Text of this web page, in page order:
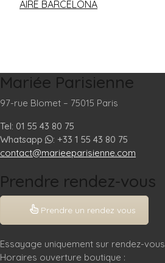
AIRE BARCELONA
Mariée Parisienne
97-rue Blomet – 75015 Paris
Tel: 01 55 43 80 75
Whatsapp
: +33 1 55 43 80 75
contact@marieeparisienne.com
Prendre rendez-vous
Prendre un rendez vous
Essayage uniquement sur rendez-vous
Horaires ouverture boutique :